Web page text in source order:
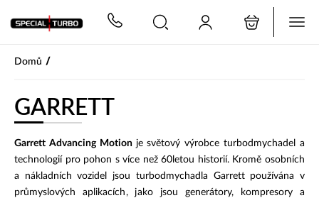
Domů /
GARRETT
Garrett Advancing Motion je světový výrobce turbodmychadel a
technologií pro pohon s více než 60letou historií. Kromě osobních
a nákladních vozidel jsou turbodmychadla Garrett používána v
průmyslových aplikacích, jako jsou generátory, kompresory a